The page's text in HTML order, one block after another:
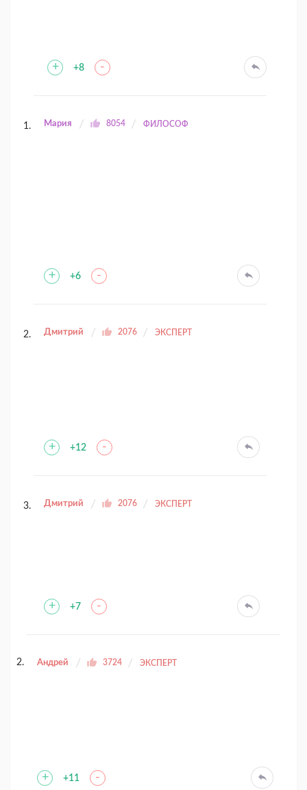
+ +8 -
Мария 8054 ФИЛОСОФ
+ +6 -
Дмитрий 2076 ЭКСПЕРТ
+ +12 -
Дмитрий 2076 ЭКСПЕРТ
+ +7 -
Андрей 3724 ЭКСПЕРТ
+ +11 -